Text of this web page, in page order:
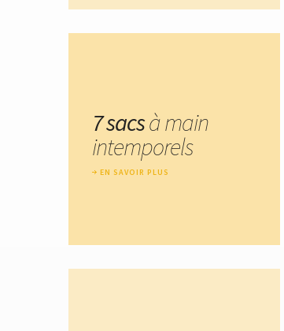
7 sacsà main
intemporels
EN SAVOIR PLUS